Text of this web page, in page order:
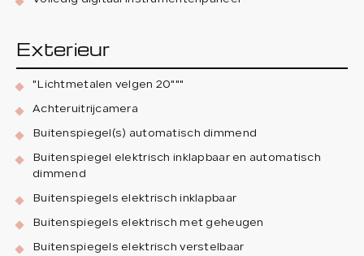
Exterieur
"Lichtmetalen velgen 20"""
Achteruitrijcamera
Buitenspiegel(s) automatisch dimmend
Buitenspiegel elektrisch inklapbaar en automatisch
dimmend
Buitenspiegels elektrisch inklapbaar
Buitenspiegels elektrisch met geheugen
Buitenspiegels elektrisch verstelbaar